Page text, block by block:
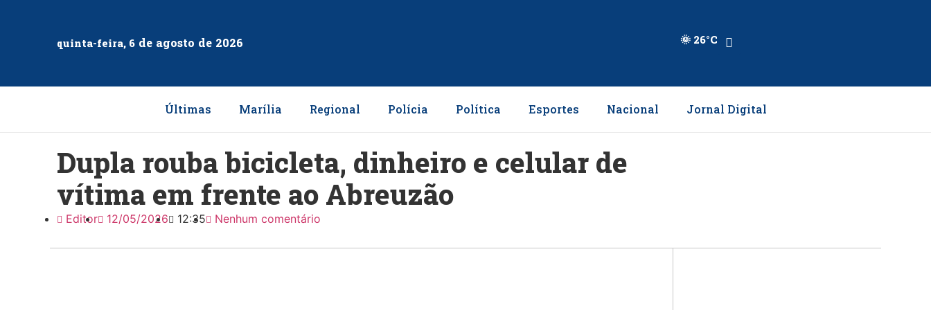
quinta-feira, 6 de agosto de 2026 🌞 26°C
Últimas Marília Regional Polícia Política Esportes Nacional Jornal Digital
Dupla rouba bicicleta, dinheiro e celular de
vítima em frente ao Abreuzão
Editor 12/05/2026 12:35 Nenhum comentário